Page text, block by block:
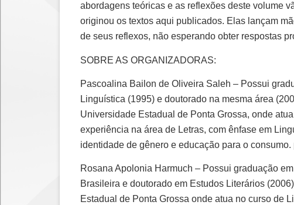
abordagens teóricas e as reflexões deste volume
originou os textos aqui publicados. Elas lançam
de seus reflexos, não esperando obter respostas
SOBRE AS ORGANIZADORAS:
Pascoalina Bailon de Oliveira Saleh – Possui
Linguística (1995) e doutorado na mesma área
Universidade Estadual de Ponta Grossa, onde
experiência na área de Letras, com ênfase em
identidade de gênero e educação para o
Rosana Apolonia Harmuch – Possui graduação
Brasileira e doutorado em Estudos Literários
Estadual de Ponta Grossa onde atua no curso de